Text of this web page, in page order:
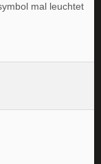
mal leuchtet